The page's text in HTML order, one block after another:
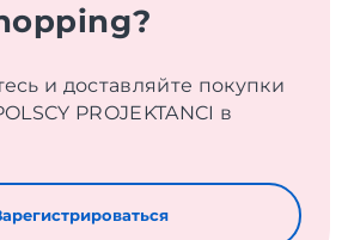
и доставляйте покупки
PROJEKTANCI в